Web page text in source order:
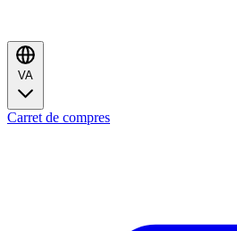
VA
Carret de compres